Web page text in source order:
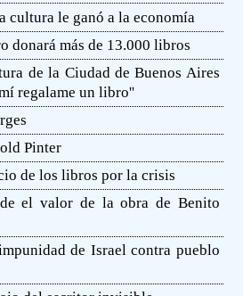
cultura le ganó a la economía
donará más de 13.000 libros
de la Ciudad de Buenos Aires
regalame un libro''
Pinter
de los libros por la crisis
el valor de la obra de Benito
de Israel contra pueblo